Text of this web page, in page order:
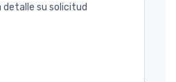
detalle su solicitud